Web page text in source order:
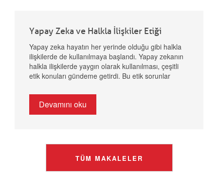
cozumler/yiyecek-icecek-perakende/
Yapay Zeka ve Halkla İlişkiler Etiği
Yapay zeka hayatın her yerinde olduğu gibi halkla
ilişkilerde de kullanılmaya başlandı. Yapay zekanın
halkla ilişkilerde yaygın olarak kullanılması, çeşitli
etik konuları gündeme getirdi. Bu etik sorunlar
sonuçlar kapınızda. İşte yapay zekanın halkla
ilişkilerde potansiyel etik...
Devamını oku
TÜM MAKALELER